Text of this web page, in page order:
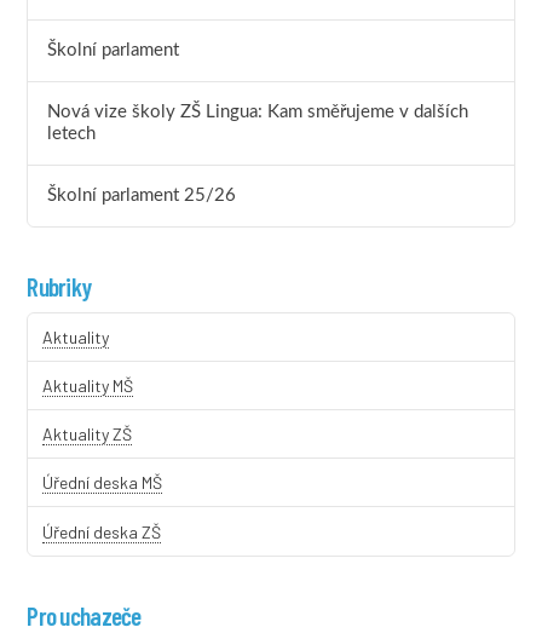
Školní parlament
Nová vize školy ZŠ Lingua: Kam směřujeme v dalších
letech
Školní parlament 25/26
Rubriky
Aktuality
Aktuality MŠ
Aktuality ZŠ
Úřední deska MŠ
Úřední deska ZŠ
Pro uchazeče